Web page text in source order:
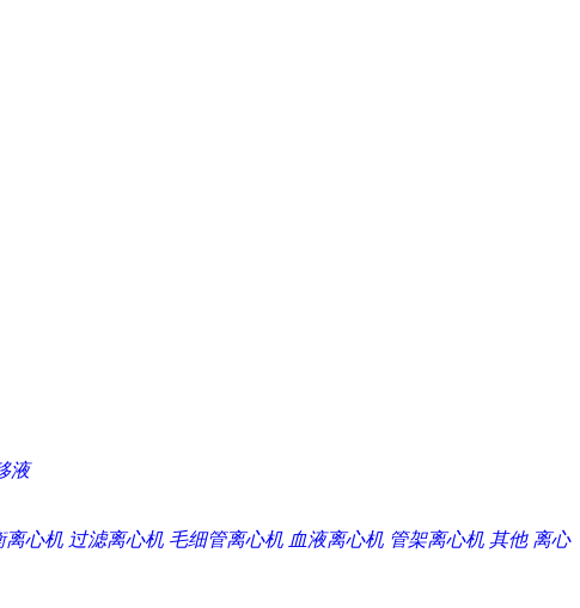
液
离心机 过滤离心机 毛细管离心机 血液离心机 管架离心机 其他 离心